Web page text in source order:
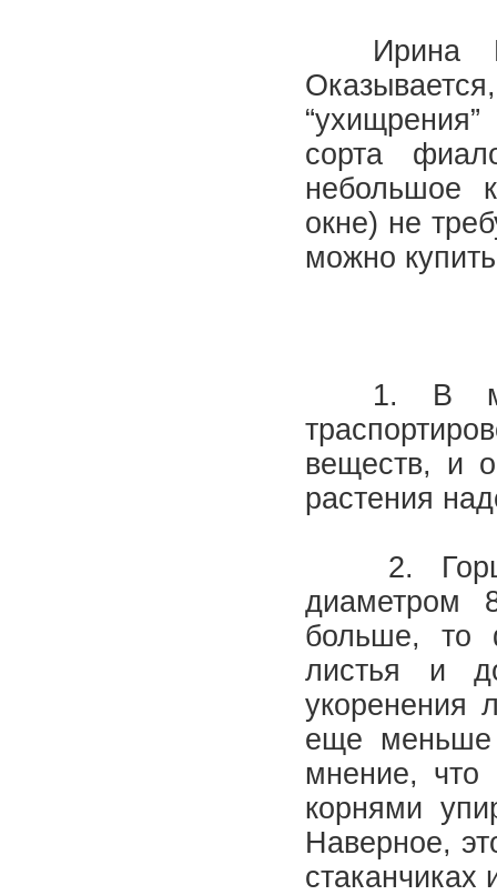
Ирина
сорта
небольшое
окне) не
можно
1. В
веществ, и
растения
2.
диаметром
больше, то
листья и
укоренения
еще
мнение, что
корнями
Наверное,